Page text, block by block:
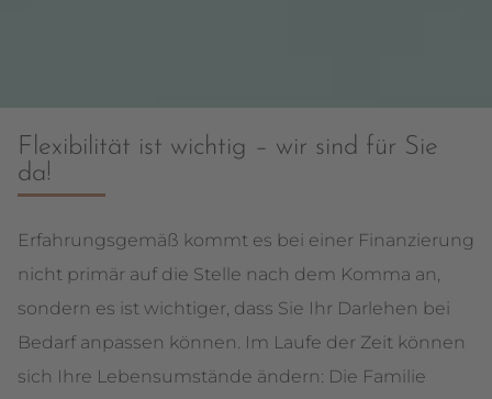
Flexibilität ist wichtig – wir sind für Sie
da!
Erfahrungsgemäß kommt es bei einer Finanzierung
nicht primär auf die Stelle nach dem Komma an,
sondern es ist wichtiger, dass Sie Ihr Darlehen bei
Bedarf anpassen können. Im Laufe der Zeit können
sich Ihre Lebensumstände ändern: Die Familie